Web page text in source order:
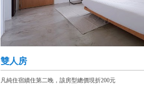
雙人房
凡純住宿續住第二晚，該房型總價現折200元